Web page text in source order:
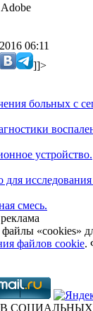
06:11
]]>
больных с
устройство.
для
смесь.
«cookies»
файлов cookie.
СОЦИАЛЬНЫХ